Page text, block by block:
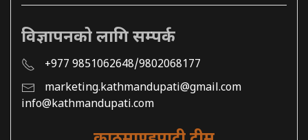
विज्ञापनको लागि सम्पर्क
+977 9851062648/9802068177
marketing.kathmandupati@gmail.com
info@kathmandupati.com